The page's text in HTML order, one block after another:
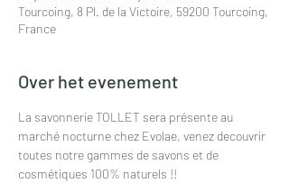
Tourcoing, 8 Pl. de la Victoire, 59200 Tourcoing,
France
Over het evenement
La savonnerie TOLLET sera présente au
marché nocturne chez Evolae, venez decouvrir
toutes notre gammes de savons et de
cosmétiques 100% naturels !!